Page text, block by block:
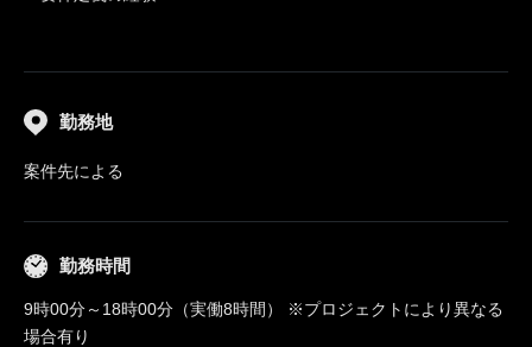
勤務地
案件先による
勤務時間
9時00分～18時00分（実働8時間） ※プロジェクトにより異なる
場合有り